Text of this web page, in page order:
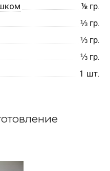
⅛ гр.
⅓ гр.
⅓ гр.
⅓ гр.
1 шт.